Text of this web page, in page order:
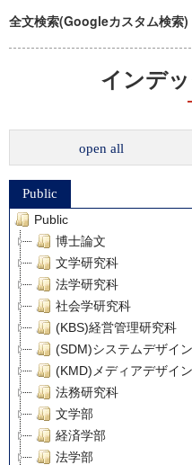
全文検索(Googleカスタム検索)
インデ
open all
Public
Public
博士論文
文学研究科
法学研究科
社会学研究科
(KBS)経営管理研究科
(SDM)システムデザイ
(KMD)メディアデザイ
法務研究科
文学部
経済学部
法学部